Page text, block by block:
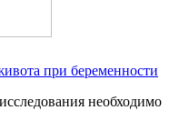
при беременности
необходимо